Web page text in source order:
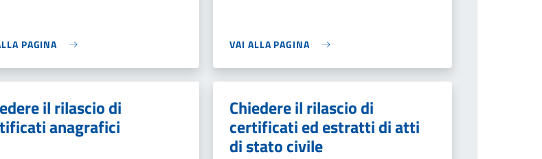
PAGINA VAI ALLA PAGINA
il rilascio di
anagrafici
Chiedere il rilascio di
certificati ed estratti di atti
di stato civile